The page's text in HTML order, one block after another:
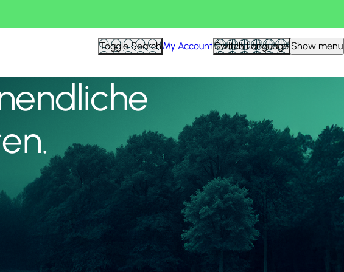
Toggle SearchMy AccountSwitch Language Show menu
Alle anzeigen